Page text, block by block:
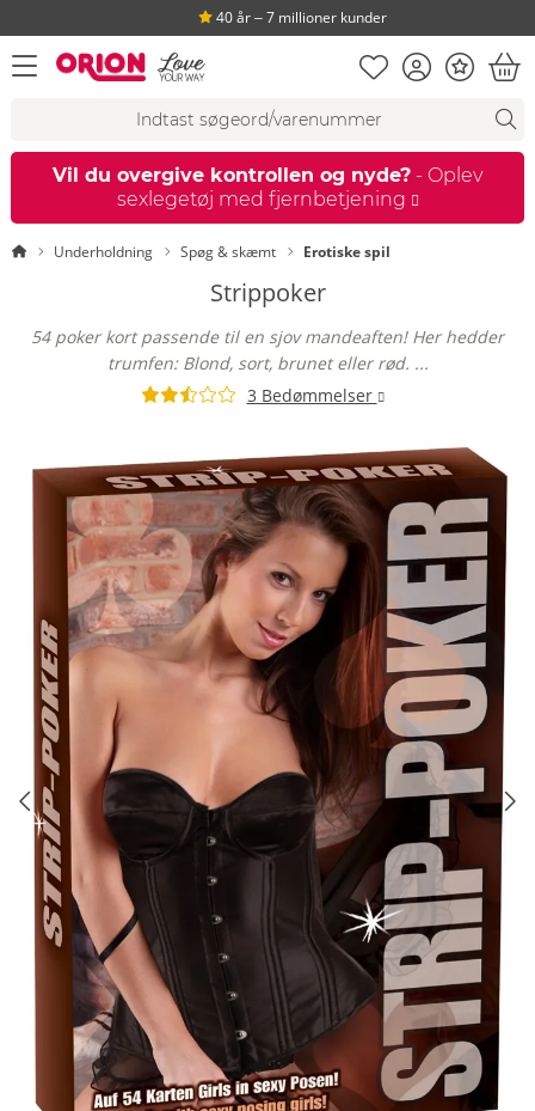
40 år ‒ 7 millioner kunder
åbn menu Huskeseddel
Kundekonto
Bonus
Vil du overgive kontrollen og nyde? - Oplev
sexlegetøj med fjernbetjening
StartsideUnderholdning Spøg & skæmt Erotiske spil
Strippoker
54 poker kort passende til en sjov mandeaften! Her hedder
trumfen: Blond, sort, brunet eller rød. ...
3 Bedømmelser